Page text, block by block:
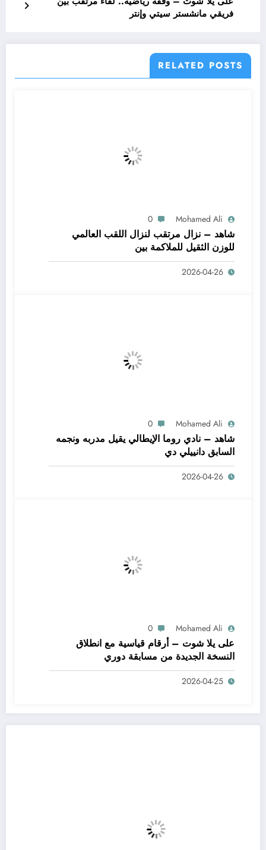
فريقي مانشستر سيتي وإنتر
RELATED POSTS
Mohamed Ali
0
شاهد – نزال مرتقب لنزال اللقب العالمي
للوزن الثقيل للملاكمة بين
2026-04-26
Mohamed Ali
0
شاهد – نادي روما الإيطالي يقيل مدربه ونجمه
السابق دانييلي دي
2026-04-26
Mohamed Ali
0
على يلا شوت – أرقام قياسية مع انطلاق
النسخة الجديدة من مسابقة دوري
2026-04-25